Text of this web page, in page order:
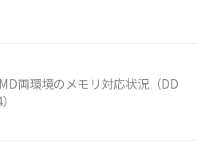
両環境のメモリ対応状況（DD